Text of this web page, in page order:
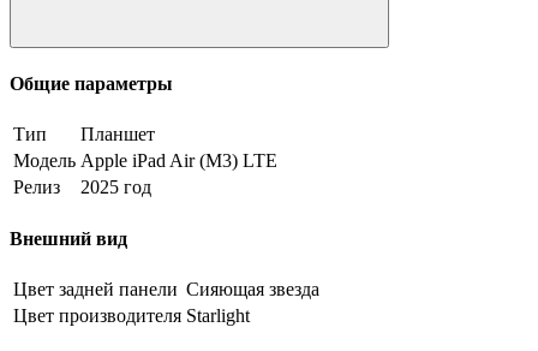
Общие параметры
Тип
Планшет
Модель Apple iPad Air (M3) LTE
Релиз
2025 год
Внешний вид
Цвет задней панели Сияющая звезда
Цвет производителя Starlight